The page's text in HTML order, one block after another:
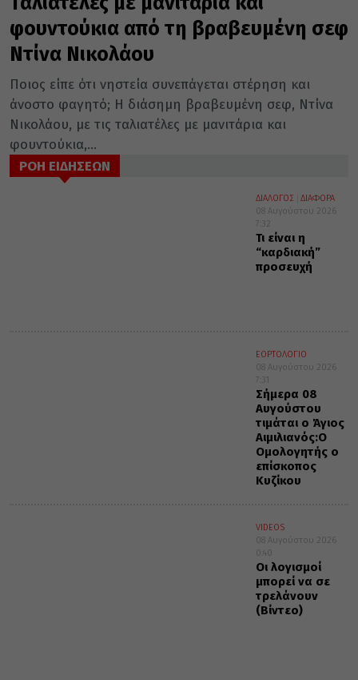
φουντούκια από τη βραβευμένη σεφ
Ντίνα Νικολάου
Ποιος είπε ότι νηστεία συνεπάγεται στέρηση και
άνοστο φαγητό; Η διάσημη βραβευμένη σεφ, Ντίνα
Νικολάου, με τις ταλιατέλες με μανιτάρια και
φουντούκια,...
ΡΟΗ ΕΙΔΗΣΕΩΝ
ΔΙΑΛΟΓΟΣ
ΔΙΑΦΟΡΑ
08 Αυγούστου 2026
7:32
Τι είναι η
“καρδιακή”
προσευχή
ΕΟΡΤΟΛΟΓΙΟ
08 Αυγούστου 2026
7:31
Σήμερα 08
Αυγούστου
τιμάται ο Άγιος
Αιμιλιανός:Ο
Ομολογητής ο
επίσκοπος
Κυζίκου
VIDEOS
08 Αυγούστου 2026
0:40
Οι λογισμοί
μπορεί να σε
τρελάνουν
(Βίντεο)